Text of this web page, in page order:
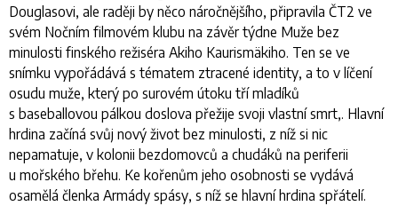
Douglasovi, ale raději by něco náročnějšího, připravila ČT2 ve
svém Nočním filmovém klubu na závěr týdne Muže bez
minulosti finského režiséra Akiho Kaurismäkiho. Ten se ve
snímku vypořádává s tématem ztracené identity, a to v líčení
osudu muže, který po surovém útoku tří mladíků
s baseballovou pálkou doslova přežije svoji vlastní smrt,. Hlavní
hrdina začíná svůj nový život bez minulosti, z níž si nic
nepamatuje, v kolonii bezdomovců a chudáků na periferii
u mořského břehu. Ke kořenům jeho osobnosti se vydává
osamělá členka Armády spásy, s níž se hlavní hrdina spřátelí.